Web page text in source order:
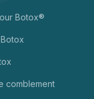
Botox®
comblement